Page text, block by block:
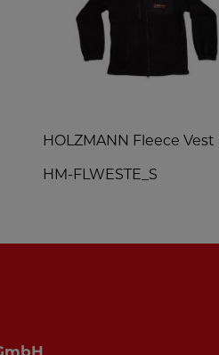
HOLZMANN Fleece Vest
HM-FLWESTE_S